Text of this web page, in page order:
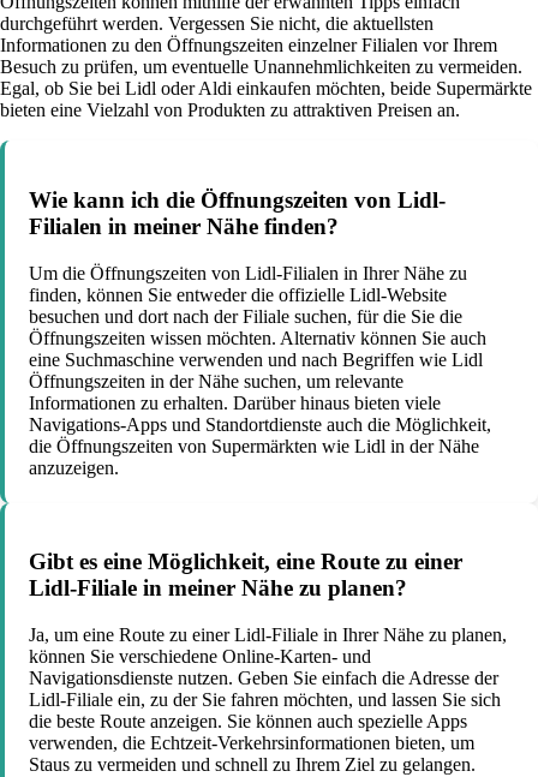
durchgeführt werden. Vergessen Sie nicht, die aktuellsten
Informationen zu den Öffnungszeiten einzelner Filialen vor Ihrem
Besuch zu prüfen, um eventuelle Unannehmlichkeiten zu vermeiden.
Egal, ob Sie bei Lidl oder Aldi einkaufen möchten, beide Supermärkte
bieten eine Vielzahl von Produkten zu attraktiven Preisen an.
Wie kann ich die Öffnungszeiten von Lidl-
Filialen in meiner Nähe finden?
Um die Öffnungszeiten von Lidl-Filialen in Ihrer Nähe zu
finden, können Sie entweder die offizielle Lidl-Website
besuchen und dort nach der Filiale suchen, für die Sie die
Öffnungszeiten wissen möchten. Alternativ können Sie auch
eine Suchmaschine verwenden und nach Begriffen wie Lidl
Öffnungszeiten in der Nähe suchen, um relevante
Informationen zu erhalten. Darüber hinaus bieten viele
Navigations-Apps und Standortdienste auch die Möglichkeit,
die Öffnungszeiten von Supermärkten wie Lidl in der Nähe
anzuzeigen.
Gibt es eine Möglichkeit, eine Route zu einer
Lidl-Filiale in meiner Nähe zu planen?
Ja, um eine Route zu einer Lidl-Filiale in Ihrer Nähe zu planen,
können Sie verschiedene Online-Karten- und
Navigationsdienste nutzen. Geben Sie einfach die Adresse der
Lidl-Filiale ein, zu der Sie fahren möchten, und lassen Sie sich
die beste Route anzeigen. Sie können auch spezielle Apps
verwenden, die Echtzeit-Verkehrsinformationen bieten, um
Staus zu vermeiden und schnell zu Ihrem Ziel zu gelangen.